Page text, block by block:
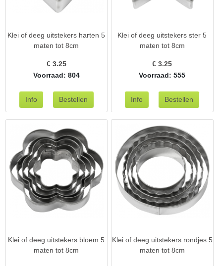
Klei of deeg uitstekers harten 5
maten tot 8cm
€ 3.25
Voorraad: 804
Klei of deeg uitstekers ster 5
maten tot 8cm
€3.25
Voorraad: 555
Klei of deeg uitstekers bloem 5
maten tot 8cm
Klei of deeg uitstekers rondjes 5
maten tot 8cm